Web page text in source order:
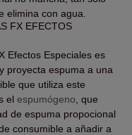
elimina con agua.
FX EFECTOS
Efectos Especiales es
proyecta espuma a una
que utiliza este
el espumógeno , que
de espuma propocional
consumible a añadir a